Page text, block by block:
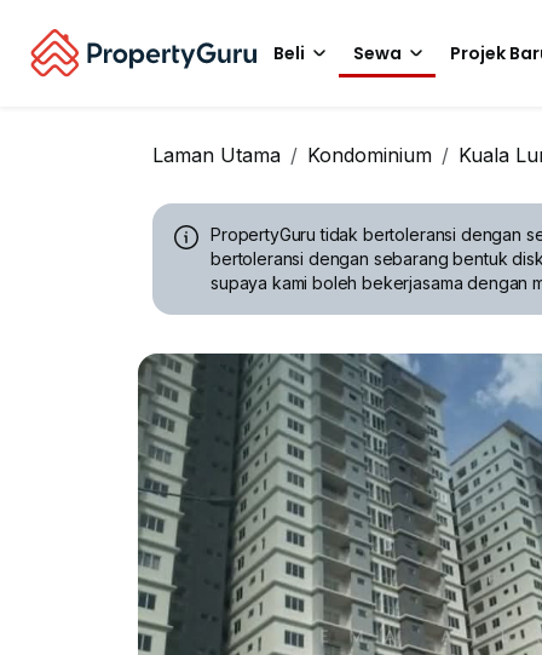
Beli Sewa Projek
Laman Utama Kondominium Kuala
PropertyGuru tidak bertoleransi dengan
bertoleransi dengan sebarang bentuk
supaya kami boleh bekerjasama dengan